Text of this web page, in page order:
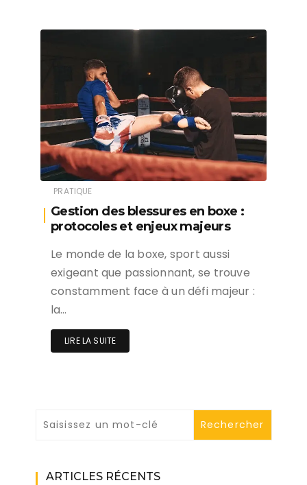
PRATIQUE
Gestion des blessures en boxe :
protocoles et enjeux majeurs
Le monde de la boxe, sport aussi
exigeant que passionnant, se trouve
constamment face à un défi majeur :
la…
LIRE LA SUITE
ARTICLES RÉCENTS